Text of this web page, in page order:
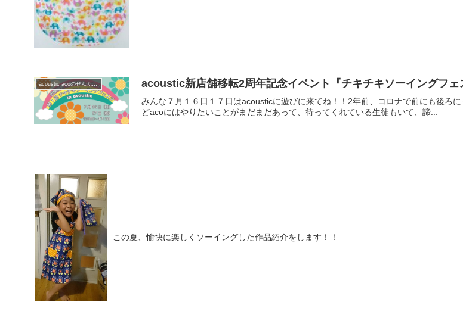
acoustic acoのぜんぶ日記 acoustic新店舗移転2周年記念イベント『チキチキソーイングフェ
みんな７月１６日１７日はacousticに遊びに来てね！！2年前、コロナで前にも後
どacoにはやりたいことがまだまだあって、待ってくれている生徒もいて、諦...
この夏、愉快に楽しくソーイングした作品紹介をします！！